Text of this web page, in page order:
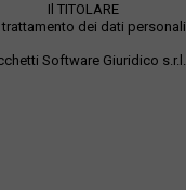
Il TITOLARE
trattamento dei dati personali
Software Giuridico s.r.l.